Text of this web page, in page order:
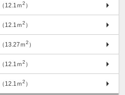
12.1ｍ2 ）
12.1ｍ2 ）
13.27ｍ2 ）
12.1ｍ2 ）
12.1ｍ2 ）